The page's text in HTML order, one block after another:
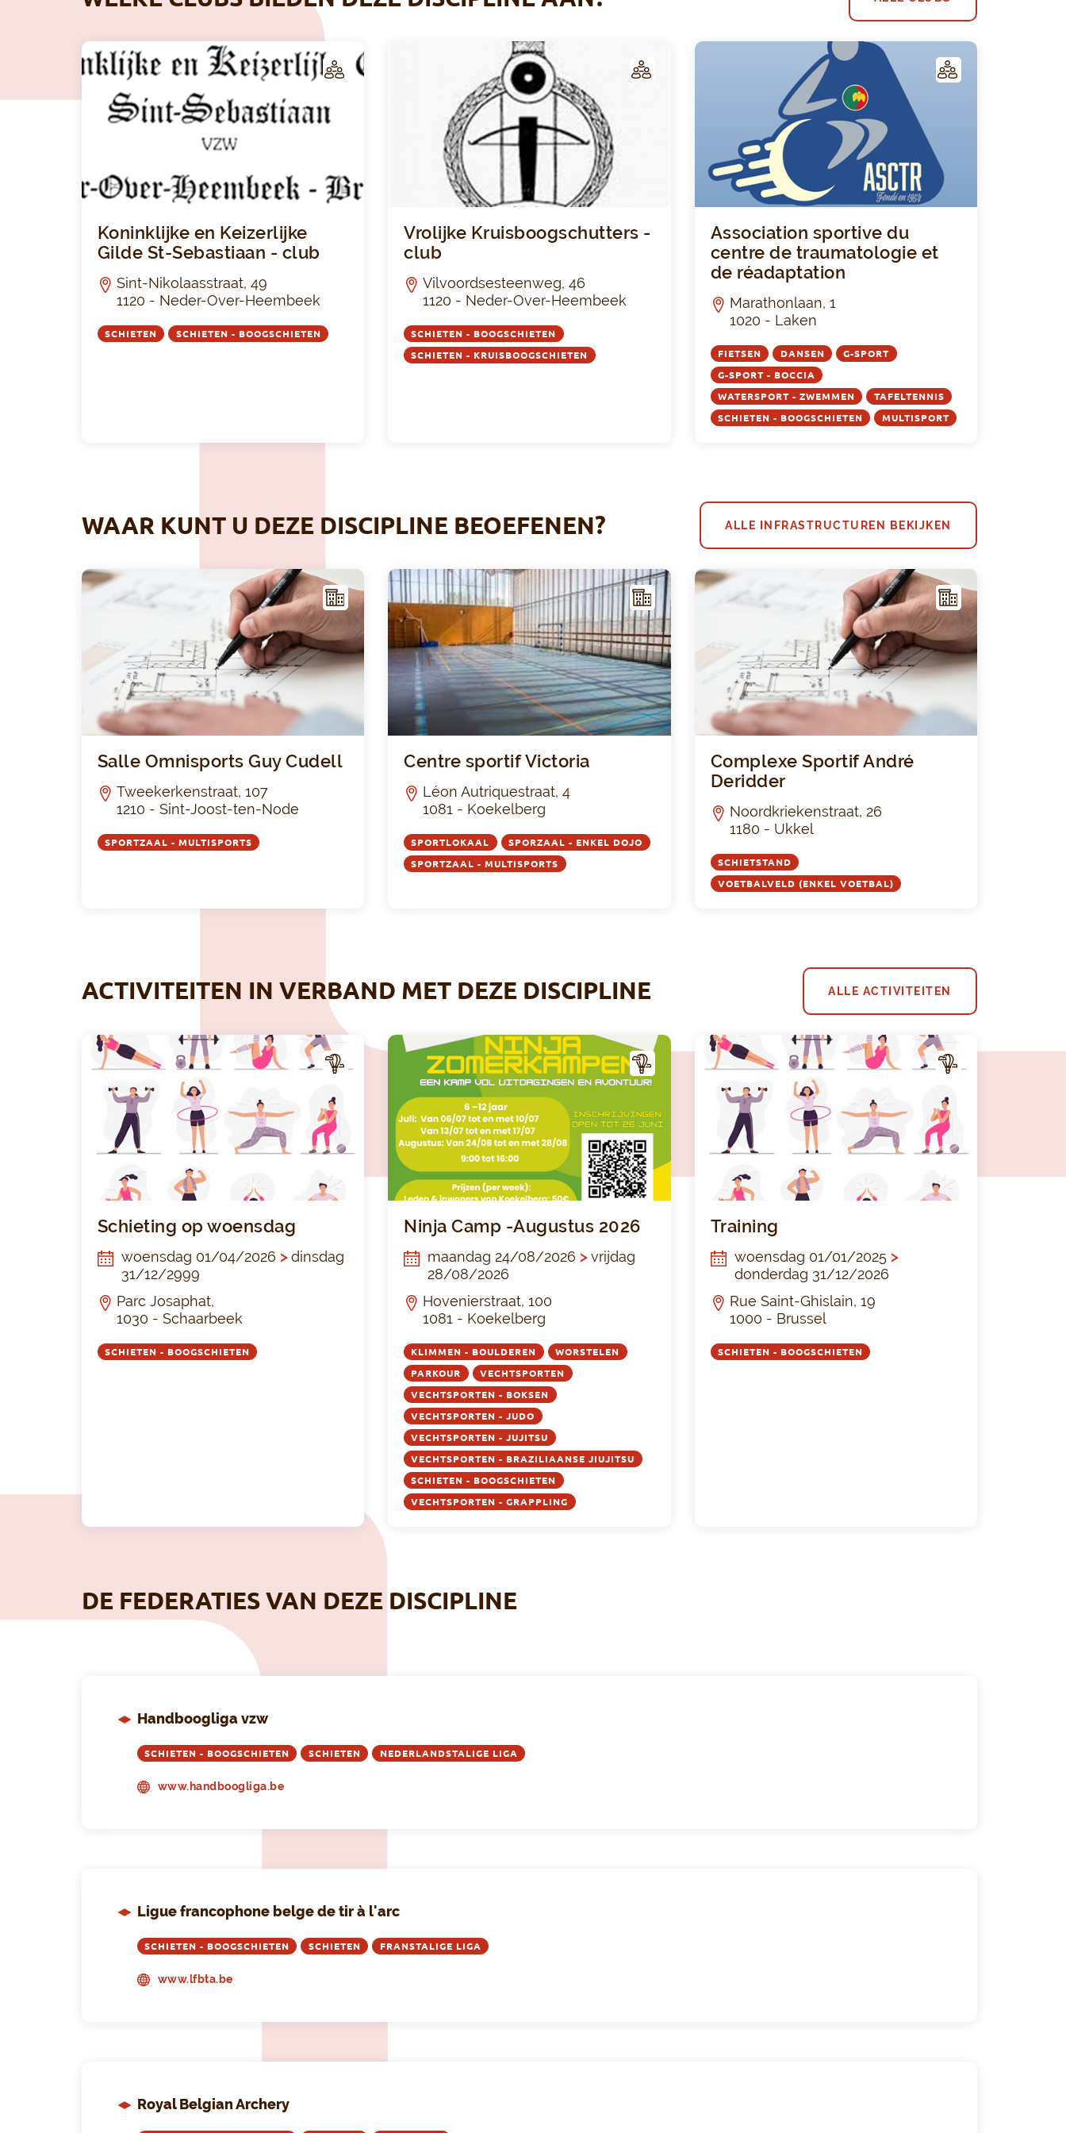
C
Koninklijke en Keizerlijke
Gilde St-Sebastiaan - club
Sint-Nikolaasstraat, 49
1120 - Neder-Over-Heembeek
SCHIETEN SCHIETEN - BOOGSCHIETEN
Vrolijke Kruisboogschutters -
club
Vilvoordsesteenweg, 46
1120 - Neder-Over-Heembeek
SCHIETEN - BOOGSCHIETEN
SCHIETEN - KRUISBOOGSCHIETEN
Association sportive du
centre de traumatologie et
de réadaptation
Marathonlaan, 1
1020 - Laken
FIETSEN DANSEN G-SPORT
G-SPORT - BOCCIA
WATERSPORT - ZWEMMEN TAFELTENNIS
SCHIETEN - BOOGSCHIETEN MULTISPORT
WAAR KUNT U DEZE DISCIPLINE BEOEFENEN? ALLE INFRASTRUCTUREN BEKIJKEN
NFR
AST
RUC
Salle Omnisports Guy Cudell
Tweekerkenstraat, 107
1210 - Sint-Joost-ten-Node
SPORTZAAL - MULTISPORTS
NFR
AST
RUC
TUU
R
Centre sportif Victoria
Léon Autriquestraat, 4
1081 - Koekelberg
SPORTLOKAAL SPORZAAL - ENKEL DOJO
SPORTZAAL - MULTISPORTS
NFR
AST
RUC
Complexe Sportif André
Deridder
Noordkriekenstraat, 26
1180 - Ukkel
SCHIETSTAND
VOETBALVELD (ENKEL VOETBAL)
ACTIVITEITEN IN VERBAND MET DEZE DISCIPLINE ALLE ACTIVITEITEN
ITEI
T
Schieting op woensdag
woensdag 01/04/2026 >dinsdag
31/12/2999
Parc Josaphat,
1030 - Schaarbeek
SCHIETEN - BOOGSCHIETEN
CTIV
T
Ninja Camp -Augustus 2026
maandag 24/08/2026 >vrijdag
28/08/2026
Hovenierstraat, 100
1081 - Koekelberg
KLIMMEN - BOULDEREN WORSTELEN
PARKOUR VECHTSPORTEN
VECHTSPORTEN - BOKSEN
VECHTSPORTEN - JUDO
VECHTSPORTEN - JUJITSU
VECHTSPORTEN - BRAZILIAANSE JIUJITSU
SCHIETEN - BOOGSCHIETEN
VECHTSPORTEN - GRAPPLING
ITEI
T
Training
woensdag 01/01/2025 >
donderdag 31/12/2026
Rue Saint-Ghislain, 19
1000 - Brussel
SCHIETEN - BOOGSCHIETEN
DE FEDERATIES VAN DEZE DISCIPLINE
Handboogliga vzw
SCHIETEN - BOOGSCHIETEN SCHIETEN NEDERLANDSTALIGE LIGA
www.handboogliga.be
Ligue francophone belge de tir à l'arc
SCHIETEN - BOOGSCHIETEN SCHIETEN FRANSTALIGE LIGA
www.lfbta.be
Royal Belgian Archery